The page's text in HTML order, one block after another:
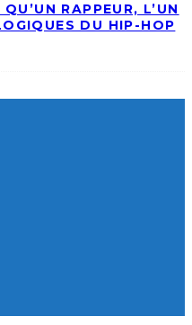
RAPPEUR, L’UN
DU HIP-HOP